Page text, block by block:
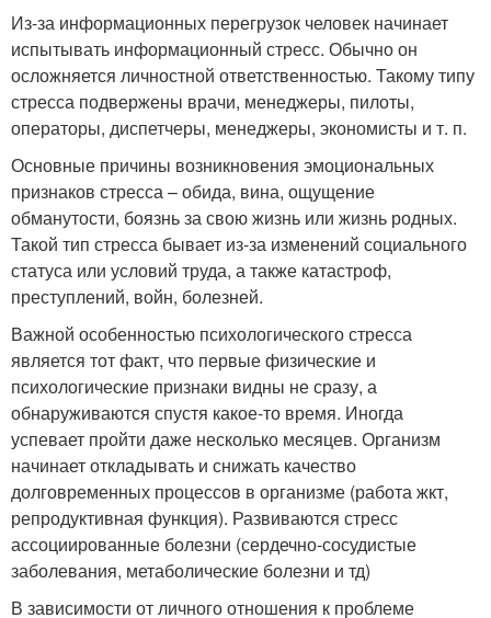
Из-за информационных перегрузок человек начинает
испытывать информационный стресс. Обычно он
осложняется личностной ответственностью. Такому типу
стресса подвержены врачи, менеджеры, пилоты,
операторы, диспетчеры, менеджеры, экономисты и т. п.
Основные причины возникновения эмоциональных
признаков стресса – обида, вина, ощущение
обманутости, боязнь за свою жизнь или жизнь родных.
Такой тип стресса бывает из-за изменений социального
статуса или условий труда, а также катастроф,
преступлений, войн, болезней.
Важной особенностью психологического стресса
является тот факт, что первые физические и
психологические признаки видны не сразу, а
обнаруживаются спустя какое-то время. Иногда
успевает пройти даже несколько месяцев. Организм
начинает откладывать и снижать качество
долговременных процессов в организме (работа жкт,
репродуктивная функция). Развиваются стресс
ассоциированные болезни (сердечно-сосудистые
заболевания, метаболические болезни и тд)
В зависимости от личного отношения к проблеме